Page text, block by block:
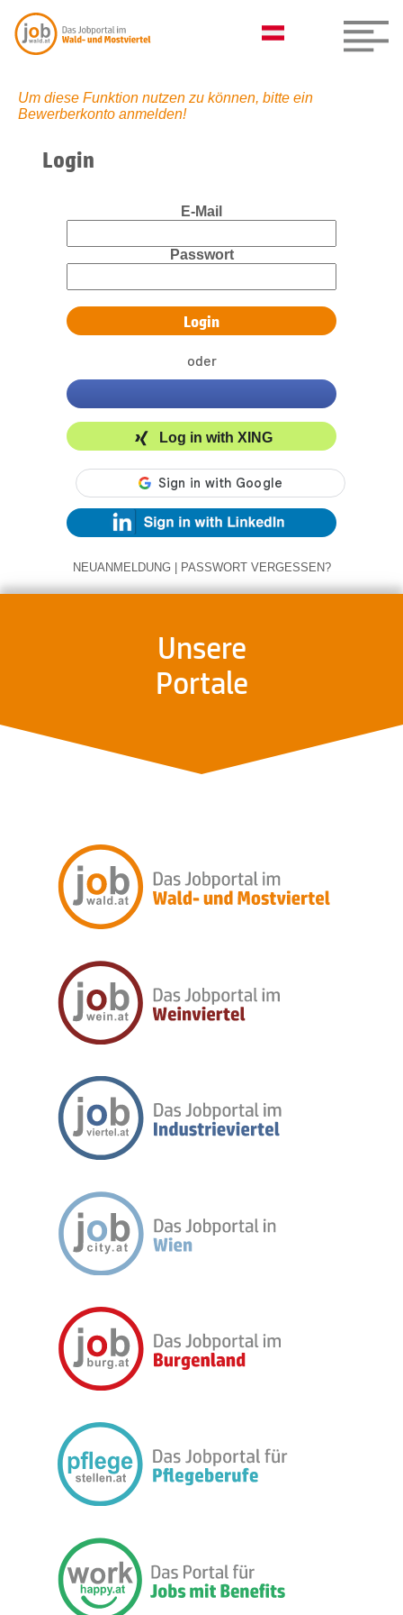
Um diese Funktion nutzen zu können, bitte ein
Bewerberkonto anmelden!
Login
E-Mail
Passwort
oder
Log in with XING
NEUANMELDUNG | PASSWORT VERGESSEN?
Unsere
Portale